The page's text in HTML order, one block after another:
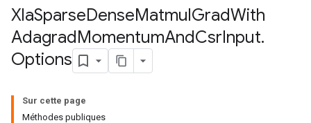
XlaSparseDenseMatmulGradWith
AdagradMomentumAndCsrInput.
Options
Sur cette page
Méthodes publiques